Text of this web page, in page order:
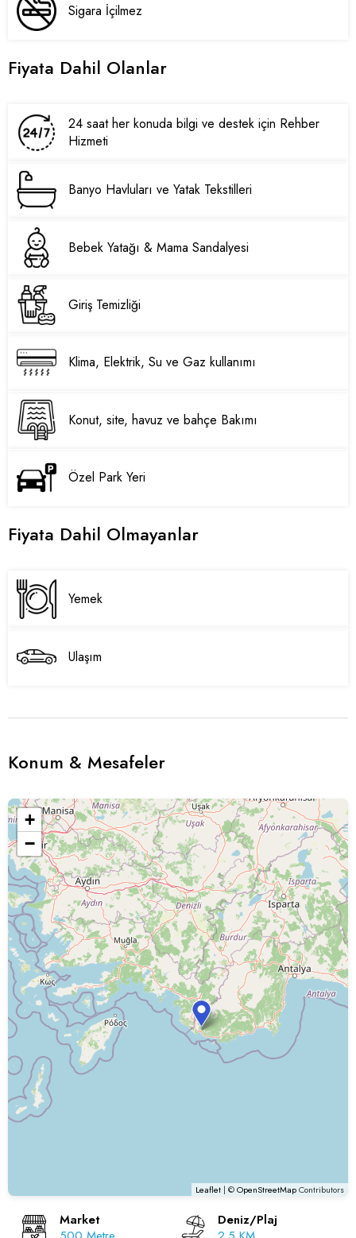
Sigara İçilmez
Fiyata Dahil Olanlar
24 saat her konuda bilgi ve destek için Rehber
Hizmeti
Banyo Havluları ve Yatak Tekstilleri
Bebek Yatağı & Mama Sandalyesi
Giriş Temizliği
Klima, Elektrik, Su ve Gaz kullanımı
Konut, site, havuz ve bahçe Bakımı
Özel Park Yeri
Fiyata Dahil Olmayanlar
Yemek
Ulaşım
Konum & Mesafeler
+
−
Leaflet | ©OpenStreetMapContributors
Market
Deniz/Plaj